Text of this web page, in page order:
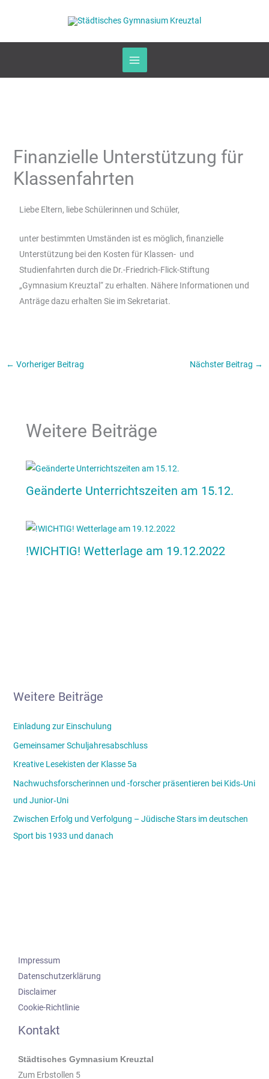
Finanzielle Unterstützung für
Klassenfahrten
Liebe Eltern, liebe Schülerinnen und Schüler,
unter bestimmten Umständen ist es möglich, finanzielle
Unterstützung bei den Kosten für Klassen- und
Studienfahrten durch die Dr.-Friedrich-Flick-Stiftung
„Gymnasium Kreuztal“ zu erhalten. Nähere Informationen und
Anträge dazu erhalten Sie im Sekretariat.
← Vorheriger Beitrag Nächster Beitrag →
Weitere Beiträge
Geänderte Unterrichtszeiten am 15.12.
!WICHTIG! Wetterlage am 19.12.2022
Weitere Beiträge
Einladung zur Einschulung
Gemeinsamer Schuljahresabschluss
Kreative Lesekisten der Klasse 5a
Nachwuchsforscherinnen und -forscher präsentieren bei Kids‑Uni
und Junior‑Uni
Zwischen Erfolg und Verfolgung – Jüdische Stars im deutschen
Sport bis 1933 und danach
Impressum
Datenschutzerklärung
Disclaimer
Cookie-Richtlinie
Kontakt
Städtisches Gymnasium Kreuztal
Zum Erbstollen 5